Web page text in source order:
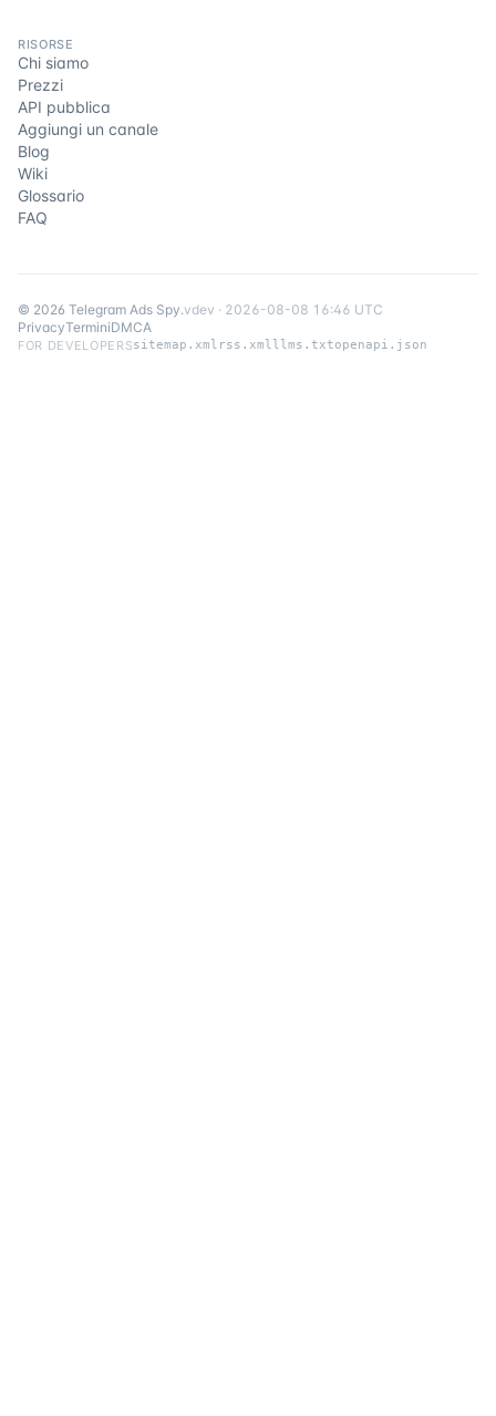
RISORSE
Chi siamo
Prezzi
API pubblica
Aggiungi un canale
Blog
Wiki
Glossario
FAQ
© 2026 Telegram Ads Spy.vdev · 2026-08-08 16:46 UTC
PrivacyTerminiDMCA
FOR DEVELOPERSsitemap.xml rss.xmlllms.txtopenapi.json